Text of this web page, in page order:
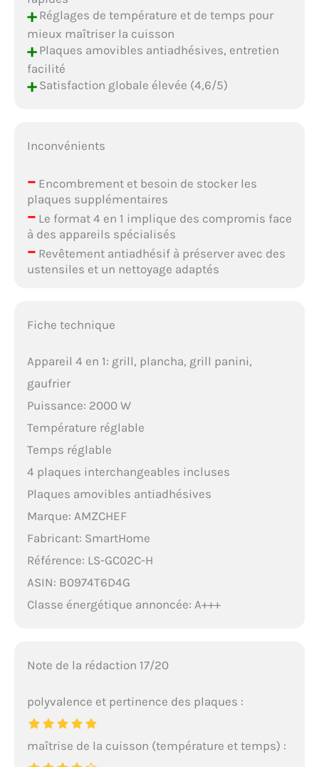
+Réglages de température et de temps pour
mieux maîtriser la cuisson
+Plaques amovibles antiadhésives, entretien
facilité
+Satisfaction globale élevée (4,6/5)
Inconvénients
–Encombrement et besoin de stocker les
plaques supplémentaires
–Le format 4 en 1 implique des compromis face
à des appareils spécialisés
–Revêtement antiadhésif à préserver avec des
ustensiles et un nettoyage adaptés
Fiche technique
Appareil 4 en 1: grill, plancha, grill panini,
gaufrier
Puissance: 2000 W
Température réglable
Temps réglable
4 plaques interchangeables incluses
Plaques amovibles antiadhésives
Marque: AMZCHEF
Fabricant: SmartHome
Référence: LS-GC02C-H
ASIN: B0974T6D4G
Classe énergétique annoncée: A+++
Note de la rédaction 17/20
polyvalence et pertinence des plaques :
maîtrise de la cuisson (température et temps) :